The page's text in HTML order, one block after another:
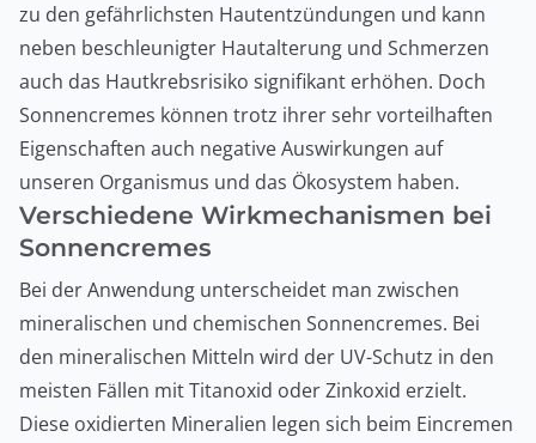
zu den gefährlichsten Hautentzündungen und kann
neben beschleunigter Hautalterung und Schmerzen
auch das Hautkrebsrisiko signifikant erhöhen. Doch
Sonnencremes können trotz ihrer sehr vorteilhaften
Eigenschaften auch negative Auswirkungen auf
unseren Organismus und das Ökosystem haben.
Verschiedene Wirkmechanismen bei
Sonnencremes
Bei der Anwendung unterscheidet man zwischen
mineralischen und chemischen Sonnencremes. Bei
den mineralischen Mitteln wird der UV-Schutz in den
meisten Fällen mit Titanoxid oder Zinkoxid erzielt.
Diese oxidierten Mineralien legen sich beim Eincremen